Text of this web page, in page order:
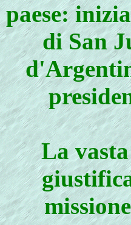
paese:
di San
La